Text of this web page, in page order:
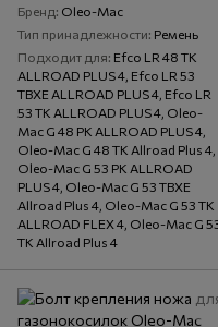
Бренд Oleo-Mac
Тип принадлежности Ремень
Подходит для Efco LR 48 TK
ALLROAD PLUS 4, Efco LR 53
TBXE ALLROAD PLUS 4, Efco LR
53 TK ALLROAD PLUS 4, Oleo-
Mac G 48 PK ALLROAD PLUS 4,
Oleo-Mac G 48 TK Allroad Plus 4,
Oleo-Mac G 53 PK ALLROAD
PLUS 4, Oleo-Mac G 53 TBXE
Allroad Plus 4, Oleo-Mac G 53 TK
ALLROAD FLEX 4, Oleo-Mac G
TK Allroad Plus 4